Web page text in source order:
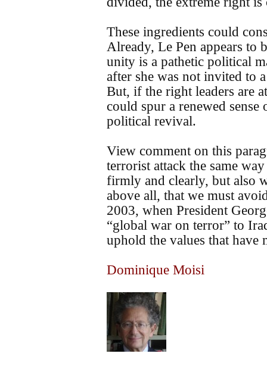
These ingredients could
Already, Le Pen appears to
unity is a pathetic political
after she was not invited to
But, if the right leaders are
could spur a renewed
political revival.
View comment on this
terrorist attack the same
firmly and clearly, but also
above all, that we must
2003, when President
“global war on terror” to
uphold the values that have
Dominique Moisi